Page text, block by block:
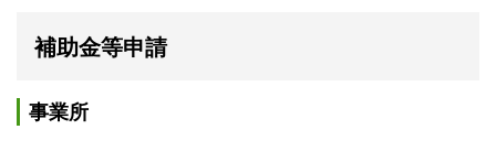
補助金等申請
事業所